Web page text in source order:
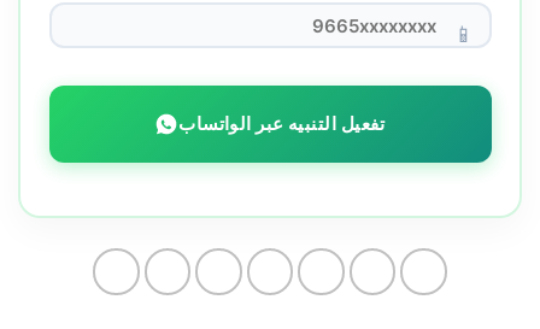
📱
تفعيل التنبيه عبر الواتساب